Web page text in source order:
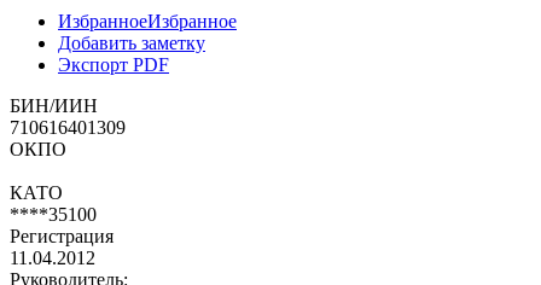
ИзбранноеИзбранное
Добавить заметку
Экспорт PDF
БИН/ИИН
710616401309
ОКПО
КАТО
****35100
Регистрация
11.04.2012
Руководитель: